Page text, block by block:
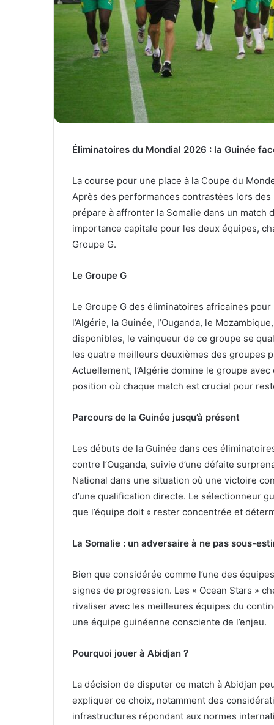
Éliminatoires du Mondial 2026 : la Guinée
La course pour une place à la Coupe du
Après des performances contrastées lors
prépare à affronter la Somalie dans un
importance capitale pour les deux équipes,
Groupe G.
Le Groupe G
Le Groupe G des éliminatoires africaines
l’Algérie, la Guinée, l’Ouganda, le
disponibles, le vainqueur de ce groupe se
les quatre meilleurs deuxièmes des groupes
Actuellement, l’Algérie domine le groupe
position où chaque match est crucial pour
Parcours de la Guinée jusqu’à présent
Les débuts de la Guinée dans ces
contre l’Ouganda, suivie d’une défaite
National dans une situation où une victoire
d’une qualification directe. Le sélectionneur
que l’équipe doit « rester concentrée et
La Somalie : un adversaire à ne pas sous-
Bien que considérée comme l’une des
signes de progression. Les « Ocean Stars »
rivaliser avec les meilleures équipes du
une équipe guinéenne consciente de l’enjeu.
Pourquoi jouer à Abidjan ?
La décision de disputer ce match à Abidjan
expliquer ce choix, notamment des
infrastructures répondant aux normes